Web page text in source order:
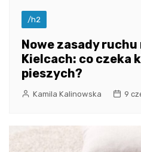
/h2
Nowe zasady
Kielcach: co czeka
pieszych?
Kamila Kalinowska 9